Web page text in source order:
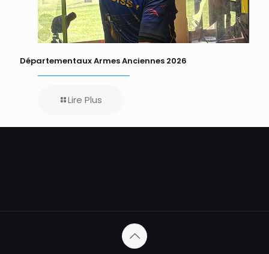
Départementaux Armes Anciennes 2026
Lire Plus